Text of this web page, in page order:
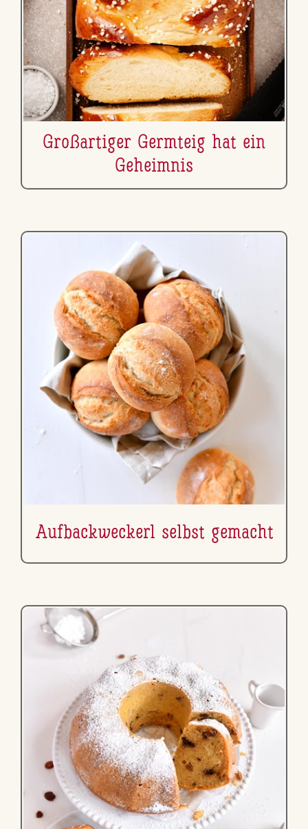
Gro­ß­ar­ti­ger Germteig hat ein
Geheimnis
Auf­back­we­ckerl selbst gemacht